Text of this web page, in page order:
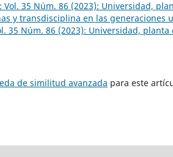
35 Núm. 86 (2023): Universidad,
y transdisciplina en las generaciones
35 Núm. 86 (2023): Universidad,
de similitud avanzada para este